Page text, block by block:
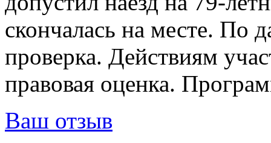
скончалась на месте. По
проверка. Действиям
правовая оценка.
Ваш отзыв